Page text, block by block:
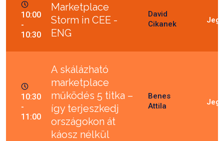
10:00
-
10:30
Marketplace
Storm in CEE -
ENG
David
Cikanek
10:30
-
11:00
A skálázható
marketplace
működés 5 titka –
így terjeszkedj
országokon át
káosz nélkül
Benes
Attila